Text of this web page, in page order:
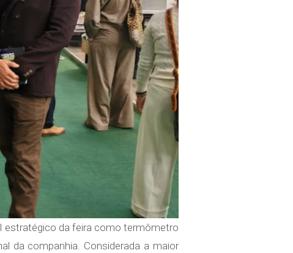
estratégico da feira como termômetro
da companhia. Considerada a maior